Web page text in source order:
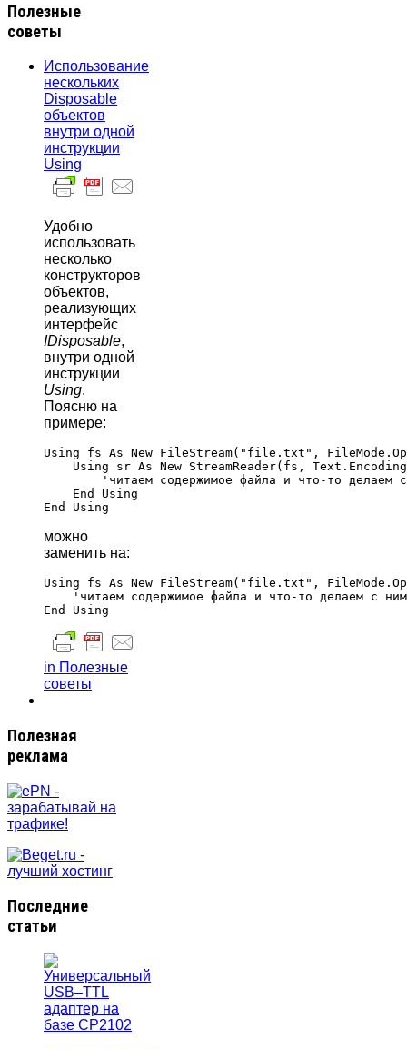
Полезные
советы
Использование
нескольких
Disposable
объектов
внутри одной
инструкции
Using
Удобно
использовать
несколько
конструкторов
объектов,
реализующих
интерфейс
IDisposable,
внутри одной
инструкции
Using.
Поясню на
примере:
Using fs As New FileStream("file.txt",
Using sr As New StreamReader(fs,
    End Using
можно
заменить на:
Using fs As New FileStream("file.txt",
'читаем содержимое файла и что-то делаем с
in Полезные
советы
Полезная
реклама
Последние
статьи